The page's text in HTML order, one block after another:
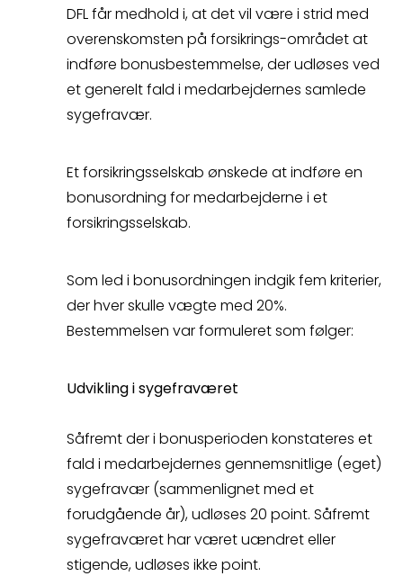
Spørgsmål
Erstatningsopgørelse
Kontakt
Kontakt
kontaktformularen,
så kontakter vi dig
hurtigst muligt.
DFL får medhold i, at det vil være i strid med
overenskomsten på forsikrings-området at
indføre bonusbestemmelse, der udløses ved
et generelt fald i medarbejdernes samlede
sygefravær.
Et forsikringsselskab ønskede at indføre en
bonusordning for medarbejderne i et
forsikringsselskab.
Som led i bonusordningen indgik fem kriterier,
der hver skulle vægte med 20%.
Bestemmelsen var formuleret som følger:
Udvikling i sygefraværet
Såfremt der i bonusperioden konstateres et
fald i medarbejdernes gennemsnitlige (eget)
sygefravær (sammenlignet med et
forudgående år), udløses 20 point. Såfremt
sygefraværet har været uændret eller
stigende, udløses ikke point.